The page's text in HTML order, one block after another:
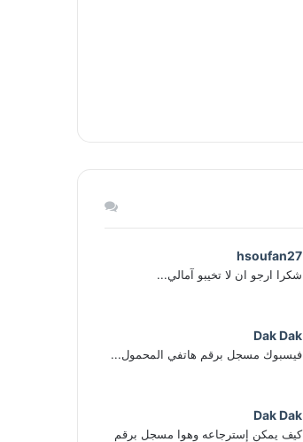
hsoufan27
شكرا ارجو ان لا تخيبو آمالي...
Dak Dak
فيسبوك مسجل برقم هاتفي المحمول...
Dak Dak
كيف يمكن إسترجاعه وهوا مسجل برقم